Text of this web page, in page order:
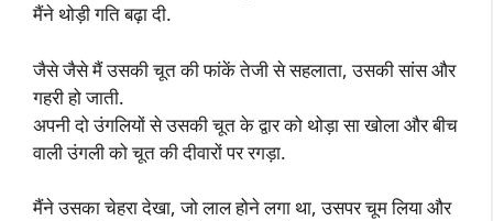
मैंने थोड़ी गति बढ़ा दी.
जैसे जैसे मैं उसकी चूत की फांकें तेजी से सहलाता, उसकी सांस और
गहरी हो जाती.
अपनी दो उंगलियों से उसकी चूत के द्वार को थोड़ा सा खोला और बीच
वाली उंगली को चूत की दीवारों पर रगड़ा.
मैंने उसका चेहरा देखा, जो लाल होने लगा था, उसपर चूम लिया और